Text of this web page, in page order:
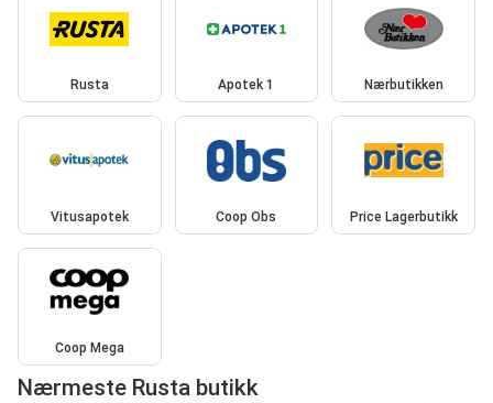
Rusta Apotek 1 Nærbutikken
Vitusapotek Coop Obs Price Lagerbutikk
Coop Mega
Nærmeste Rusta butikk